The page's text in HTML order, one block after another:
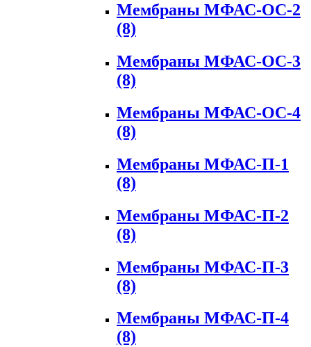
Мембраны МФАС-ОС-2
(8)
Мембраны МФАС-ОС-3
(8)
Мембраны МФАС-ОС-4
(8)
Мембраны МФАС-П-1
(8)
Мембраны МФАС-П-2
(8)
Мембраны МФАС-П-3
(8)
Мембраны МФАС-П-4
(8)